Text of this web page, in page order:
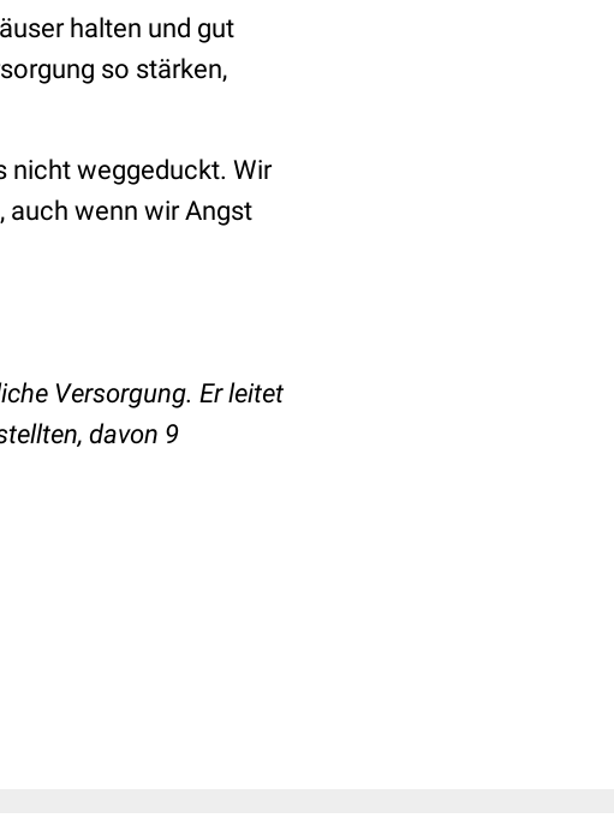
halten und gut
so stärken,
nicht weggeduckt. Wir
auch wenn wir Angst
Versorgung. Er leitet
davon 9